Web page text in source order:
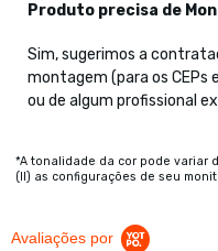
Produto precisa de
Sim, sugerimos a
montagem (para os CEPs
ou de algum profissional
*A tonalidade da cor pode variar
(II) as configurações de seu
Avaliações por